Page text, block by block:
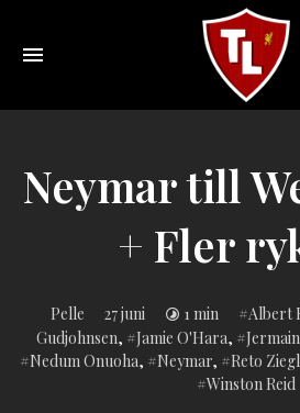
Sveriges
online
magazine!
Neymar till
+ Fler
Pelle 27 juni 1 min
Inlagd
i:
Albert
Gudjohnsen, Jamie O'Hara,
Nedum Onuoha, Neymar, Reto
Winston Reid